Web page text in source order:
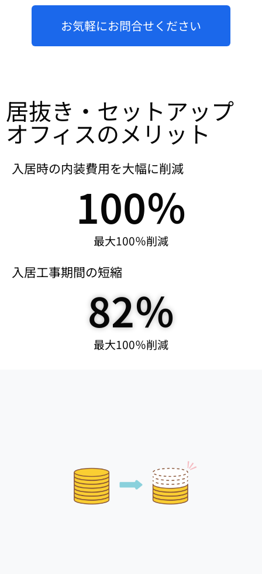
お気軽にお問合せください
居抜き・セットアップ
オフィスのメリット
入居時の内装費用を大幅に削減
最大100％削減
100％
入居工事期間の短縮
最大100％削減
100％